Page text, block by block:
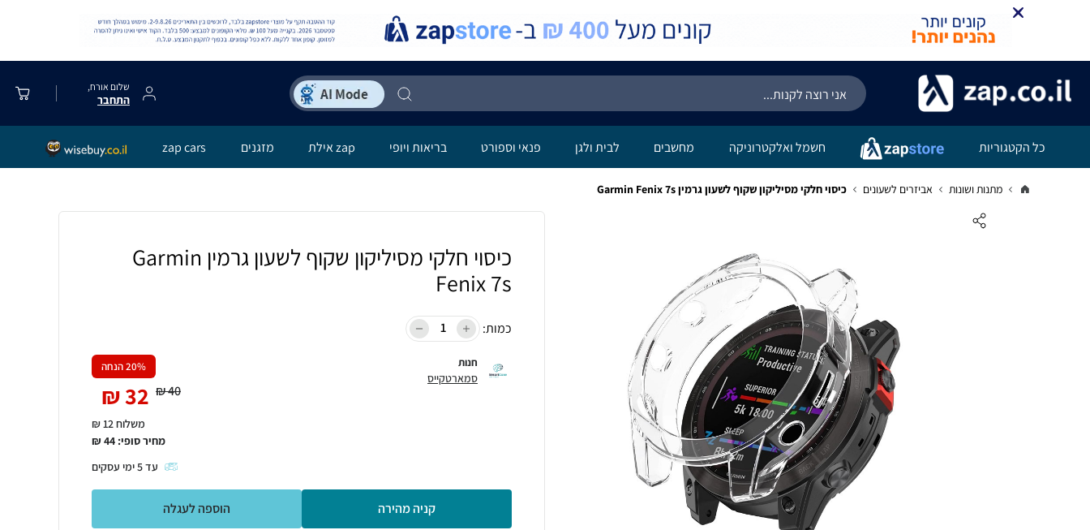
שלום אורח,
התחבר
כל הקטגוריות חשמל ואלקטרוניקה מחשבים לבית ולגן פנאי וספורט בריאות ויופי zap אילת מזגנים zap cars
מתנות ושונות אביזרים לשעונים כיסוי חלקי מסיליקון שקוף לשעון גרמין Garmin Fenix 7s
כיסוי חלקי מסיליקון שקוף לשעון גרמין Garmin
Fenix 7s
כמות:
חנות
סמארטקייס
20% הנחה
40
₪
32
₪
משלוח 12 ₪
מחיר סופי: 44
₪
עד5ימי עסקים
קניה מהירה הוספה לעגלה